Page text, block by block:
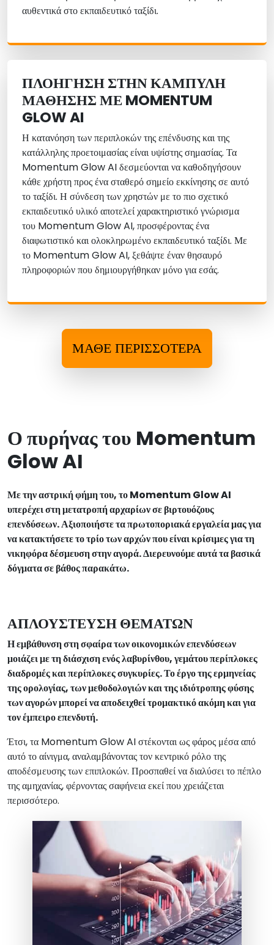
αυθεντικά στο εκπαιδευτικό ταξίδι.
ΠΛΟΉΓΗΣΗ ΣΤΗΝ ΚΑΜΠΎΛΗ
ΜΆΘΗΣΗΣ ΜΕ MOMENTUM
GLOW AI
Η κατανόηση των περιπλοκών της επένδυσης και της
κατάλληλης προετοιμασίας είναι υψίστης σημασίας. Τα
Momentum Glow AI δεσμεύονται να καθοδηγήσουν
κάθε χρήστη προς ένα σταθερό σημείο εκκίνησης σε αυτό
το ταξίδι. Η σύνδεση των χρηστών με το πιο σχετικό
εκπαιδευτικό υλικό αποτελεί χαρακτηριστικό γνώρισμα
του Momentum Glow AI, προσφέροντας ένα
διαφωτιστικό και ολοκληρωμένο εκπαιδευτικό ταξίδι. Με
το Momentum Glow AI, ξεθάψτε έναν θησαυρό
πληροφοριών που δημιουργήθηκαν μόνο για εσάς.
ΜΆΘΕ ΠΕΡΙΣΣΌΤΕΡΑ
Ο πυρήνας του Momentum
Glow AI
Με την αστρική φήμη του, το Momentum Glow AI
υπερέχει στη μετατροπή αρχαρίων σε βιρτουόζους
επενδύσεων. Αξιοποιήστε τα πρωτοποριακά εργαλεία μας για
να κατακτήσετε το τρίο των αρχών που είναι κρίσιμες για τη
νικηφόρα δέσμευση στην αγορά. Διερευνούμε αυτά τα βασικά
δόγματα σε βάθος παρακάτω.
ΑΠΛΟΥΣΤΕΥΣΗ ΘΕΜΑΤΩΝ
Η εμβάθυνση στη σφαίρα των οικονομικών επενδύσεων
μοιάζει με τη διάσχιση ενός λαβυρίνθου, γεμάτου περίπλοκες
διαδρομές και περίπλοκες συγκυρίες. Το έργο της ερμηνείας
της ορολογίας, των μεθοδολογιών και της ιδιότροπης φύσης
των αγορών μπορεί να αποδειχθεί τρομακτικό ακόμη και για
τον έμπειρο επενδυτή.
Έτσι, τα Momentum Glow AI στέκονται ως φάρος μέσα από
αυτό το αίνιγμα, αναλαμβάνοντας τον κεντρικό ρόλο της
αποδέσμευσης των επιπλοκών. Προσπαθεί να διαλύσει το πέπλο
της αμηχανίας, φέρνοντας σαφήνεια εκεί που χρειάζεται
περισσότερο.